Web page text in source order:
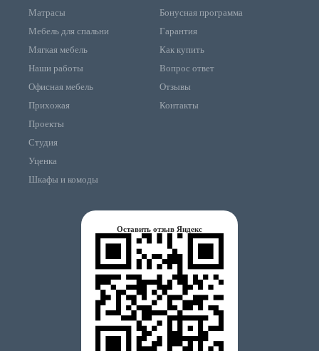
Матрасы
Мебель для спальни
Мягкая мебель
Наши работы
Офисная мебель
Прихожая
Проекты
Студия
Уценка
Шкафы и комоды
Бонусная программа
Гарантия
Как купить
Вопрос ответ
Отзывы
Контакты
Оставить отзыв Яндекс